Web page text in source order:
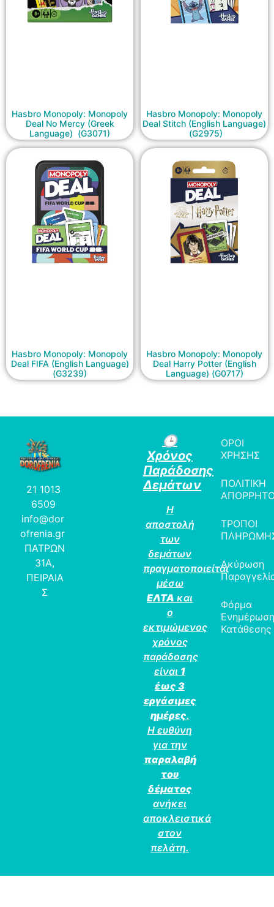
Hasbro Monopoly: Monopoly
Deal No Mercy (Greek
Language) (G3071)
Hasbro Monopoly: Monopoly
Deal Stitch (English Language)
(G2975)
Hasbro Monopoly: Monopoly
Deal FIFA (English Language)
(G3239)
Hasbro Monopoly: Monopoly
Deal Harry Potter (English
Language) (G0717)
21 1013
6509
info@dor
ofrenia.gr
ΠΑΤΡΩΝ
31Α,
ΠΕΙΡΑΙΑ
Σ
🕒
Χρόνος
Παράδοσης
Δεμάτων
Η
αποστολή
των
δεμάτων
πραγματοποιείται
μέσω
ΕΛΤΑ και
ο
εκτιμώμενος
χρόνος
παράδοσης
είναι 1
έως 3
εργάσιμες
ημέρες.
Η ευθύνη
για την
παραλαβή
του
δέματος
ανήκει
αποκλειστικά
στον
πελάτη.
ΟΡΟΙ
ΧΡΗΣΗΣ
ΠΟΛΙΤΙΚΗ
ΤΡΟΠΟΙ
Ακύρωση
Φόρμα
Κατάθεσης